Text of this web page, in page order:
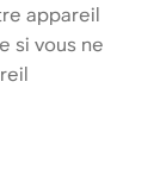
appareil
si vous ne